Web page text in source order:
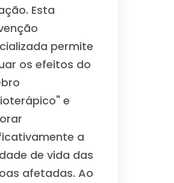
Esta
permite
os efeitos do
e
a
de vida das
afetadas. Ao